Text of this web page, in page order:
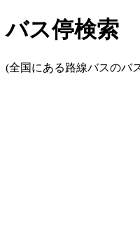
バス停検索
(全国にある路線バスのバ